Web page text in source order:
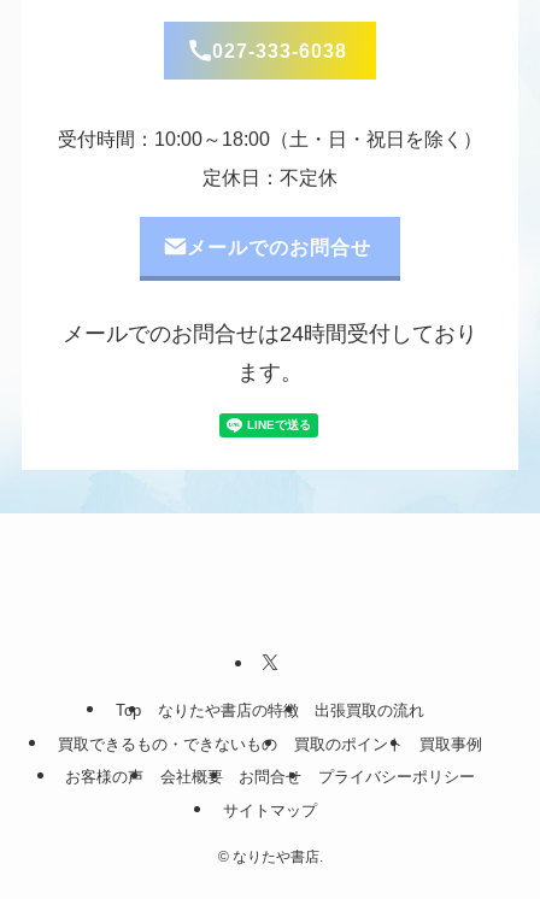
027-333-6038
受付時間：10:00～18:00（土・日・祝日を除く）
定休日：不定休
メールでのお問合せ
メールでのお問合せは24時間受付しており
ます。
Top なりたや書店の特徴
出張買取の流れ
買取できるもの・できないもの
買取のポイント
買取事例
お客様の声
会社概要 お問合せ
プライバシーポリシー
サイトマップ
©なりたや書店.